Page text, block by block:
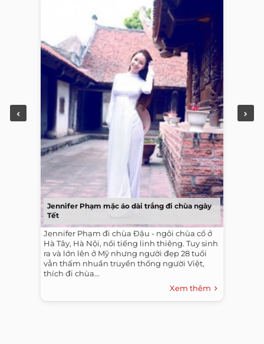
Jennifer Phạm mặc áo dài trắng đi chùa ngày
Tết
Jennifer Phạm đi chùa Đậu - ngôi chùa cổ ở
Hà Tây, Hà Nội, nổi tiếng linh thiêng. Tuy sinh
ra và lớn lên ở Mỹ nhưng người đẹp 28 tuổi
vẫn thấm nhuần truyền thống người Việt,
thích đi chùa...
Xem thêm